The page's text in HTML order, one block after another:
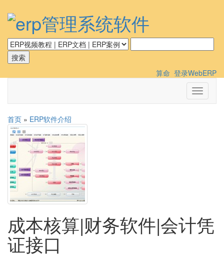
算命 登录WebERP
切
换
首页 » ERP软件介绍
成本核算|财务软件|会计凭
证接口